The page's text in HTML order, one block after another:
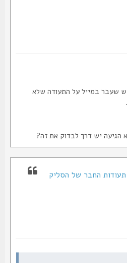
במייל על התעודה שלא
יש דרך לבדוק את זה?